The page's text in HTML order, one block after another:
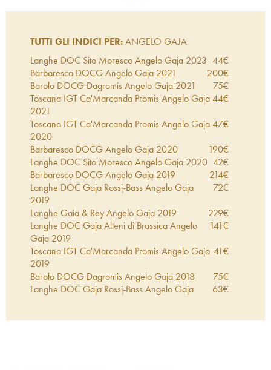
TUTTI GLI INDICI PER:ANGELO GAJA
Langhe DOC Sito Moresco Angelo Gaja 2023 44€
Barbaresco DOCG Angelo Gaja 2021 200€
Barolo DOCG Dagromis Angelo Gaja 2021 75€
Toscana IGT Ca'Marcanda Promis Angelo Gaja
2021
44€
Toscana IGT Ca'Marcanda Promis Angelo Gaja
2020
47€
Barbaresco DOCG Angelo Gaja 2020 190€
Langhe DOC Sito Moresco Angelo Gaja 2020 42€
Barbaresco DOCG Angelo Gaja 2019 214€
Langhe DOC Gaja Rossj-Bass Angelo Gaja
2019
72€
Langhe Gaia & Rey Angelo Gaja 2019 229€
Langhe DOC Gaja Alteni di Brassica Angelo
Gaja 2019
141€
Toscana IGT Ca'Marcanda Promis Angelo Gaja
2019
41€
Barolo DOCG Dagromis Angelo Gaja 2018 75€
Langhe DOC Gaja Rossj-Bass Angelo Gaja
63€